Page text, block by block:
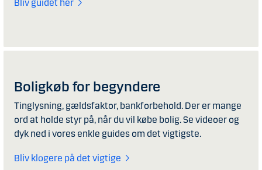
Bliv guidet her
Boligkøb for begyndere
Tinglysning, gældsfaktor, bankforbehold. Der er mange
ord at holde styr på, når du vil købe bolig. Se videoer og
dyk ned i vores enkle guides om det vigtigste.
Bliv klogere på det vigtige